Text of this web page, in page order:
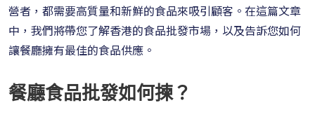
營者，都需要高質量和新鮮的食品來吸引顧客。在這篇文章
中，我們將帶您了解香港的食品批發市場，以及告訴您如何
讓餐廳擁有最佳的食品供應。
餐廳食品批發如何揀？